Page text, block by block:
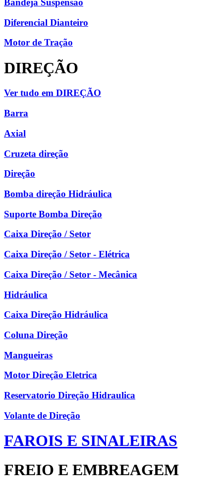
Bandeja Suspensão
Diferencial Dianteiro
Motor de Tração
DIREÇÃO
Ver tudo em DIREÇÃO
Barra
Axial
Cruzeta direção
Direção
Bomba direção Hidráulica
Suporte Bomba Direção
Caixa Direção / Setor
Caixa Direção / Setor - Elétrica
Caixa Direção / Setor - Mecânica
Hidráulica
Caixa Direção Hidráulica
Coluna Direção
Mangueiras
Motor Direção Eletrica
Reservatorio Direção Hidraulica
Volante de Direção
FAROIS E SINALEIRAS
FREIO E EMBREAGEM